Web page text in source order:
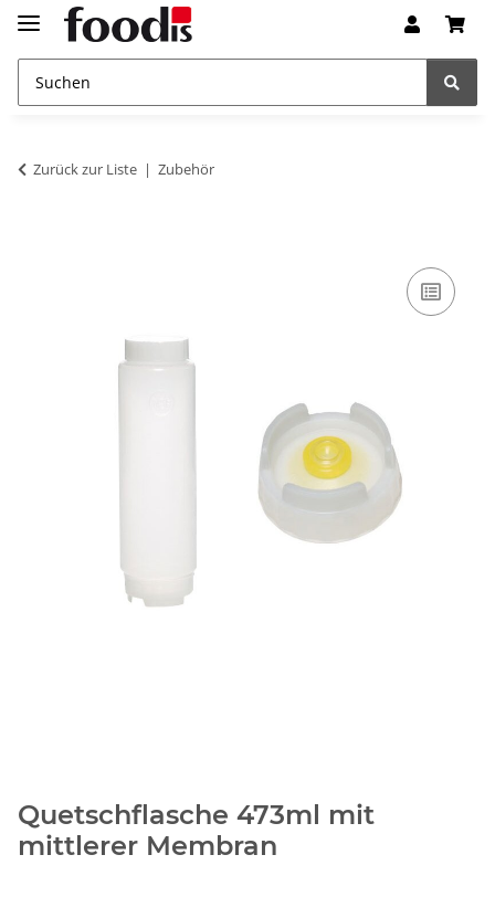
Zurück zur Liste Zubehör
Quetschflasche 473ml mit
mittlerer Membran